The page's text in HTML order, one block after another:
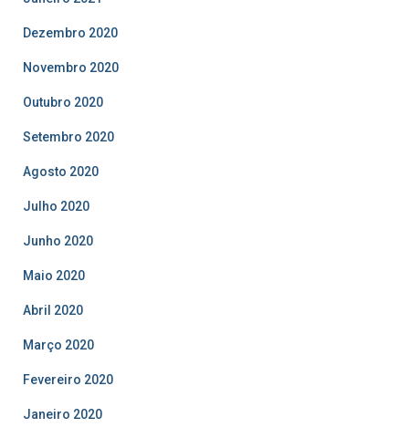
Dezembro 2020
Novembro 2020
Outubro 2020
Setembro 2020
Agosto 2020
Julho 2020
Junho 2020
Maio 2020
Abril 2020
Março 2020
Fevereiro 2020
Janeiro 2020